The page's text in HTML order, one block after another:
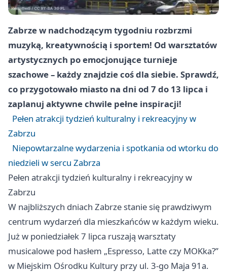
Zabrze w nadchodzącym tygodniu rozbrzmi
muzyką, kreatywnością i sportem! Od warsztatów
artystycznych po emocjonujące turnieje
szachowe – każdy znajdzie coś dla siebie. Sprawdź,
co przygotowało miasto na dni od 7 do 13 lipca i
zaplanuj aktywne chwile pełne inspiracji!
Pełen atrakcji tydzień kulturalny i rekreacyjny w
Zabrzu
Niepowtarzalne wydarzenia i spotkania od wtorku do
niedzieli w sercu Zabrza
Pełen atrakcji tydzień kulturalny i rekreacyjny w
Zabrzu
W najbliższych dniach Zabrze stanie się prawdziwym
centrum wydarzeń dla mieszkańców w każdym wieku.
Już w poniedziałek 7 lipca ruszają warsztaty
musicalowe pod hasłem „Espresso, Latte czy MOKka?”
w Miejskim Ośrodku Kultury przy ul. 3-go Maja 91a.